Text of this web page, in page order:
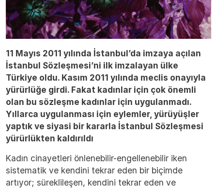
11 Mayıs 2011 yılında İstanbul’da imzaya açılan
İstanbul Sözleşmesi’ni ilk imzalayan ülke
Türkiye oldu. Kasım 2011 yılında meclis onayıyla
yürürlüğe girdi. Fakat kadınlar için çok önemli
olan bu sözleşme kadınlar için uygulanmadı.
Yıllarca uygulanması için eylemler, yürüyüşler
yaptık ve siyasi bir kararla İstanbul Sözleşmesi
yürürlükten kaldırıldı
Kadın cinayetleri önlenebilir-engellenebilir iken
sistematik ve kendini tekrar eden bir biçimde
artıyor; süreklileşen, kendini tekrar eden ve